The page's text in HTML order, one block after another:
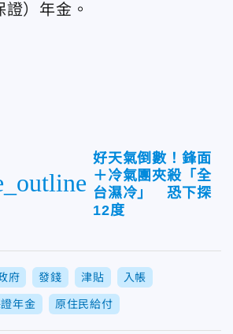
）年金。
好天氣倒數！鋒面
＋冷氣團夾殺「全
台濕冷」 恐下探
12度
府 發錢 津貼 入帳
年金 原住民給付